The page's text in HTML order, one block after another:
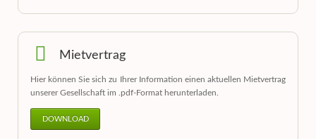
Mietvertrag
Hier können Sie sich zu Ihrer Information einen aktuellen Mietvertrag
unserer Gesellschaft im .pdf-Format herunterladen.
DOWNLOAD